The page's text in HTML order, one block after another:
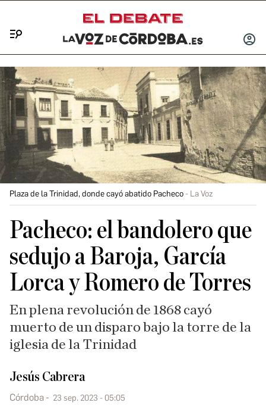
INICIAR
Plaza de la Trinidad, donde cayó abatido Pacheco La Voz
Pacheco: el bandolero que
sedujo a Baroja, García
Lorca y Romero de Torres
En plena revolución de 1868 cayó
muerto de un disparo bajo la torre de la
iglesia de la Trinidad
Jesús Cabrera
Córdoba 23 sep. 2023 - 05:05